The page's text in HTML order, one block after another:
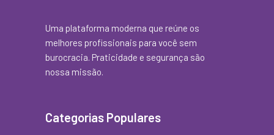
Uma plataforma moderna que reúne os
melhores profissionais para você sem
burocracia. Praticidade e segurança são
nossa missão.
Categorias Populares